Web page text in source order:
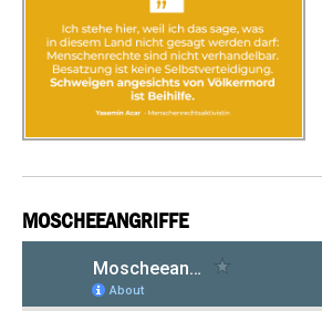
MOSCHEEANGRIFFE